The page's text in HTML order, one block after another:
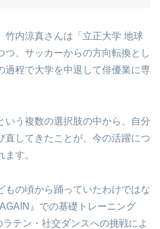
竹内涼真さんは「立正大学 地球
つ、サッカーからの方向転換とし
過程で大学を中退して俳優業に専
いう複数の選択肢の中から、自分
直してきたことが、今の活躍につ
す。
もの頃から踊っていたわけではな
』での基礎トレーニング
テン・社交ダンスへの挑戦によ